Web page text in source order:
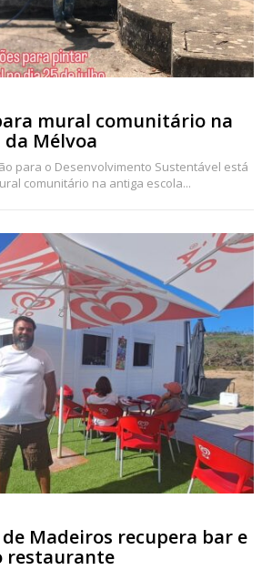
mural comunitário na
Mélvoa
para o Desenvolvimento Sustentável está
comunitário na antiga escola...
Madeiros recupera bar e
restaurante